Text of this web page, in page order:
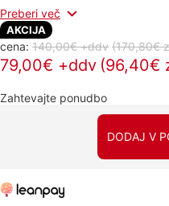
Preberi več
AKCIJA
cena: 140,00€ +ddv (170,80€
79,00€ +ddv (96,40€
Zahtevajte ponudbo
DODAJ V